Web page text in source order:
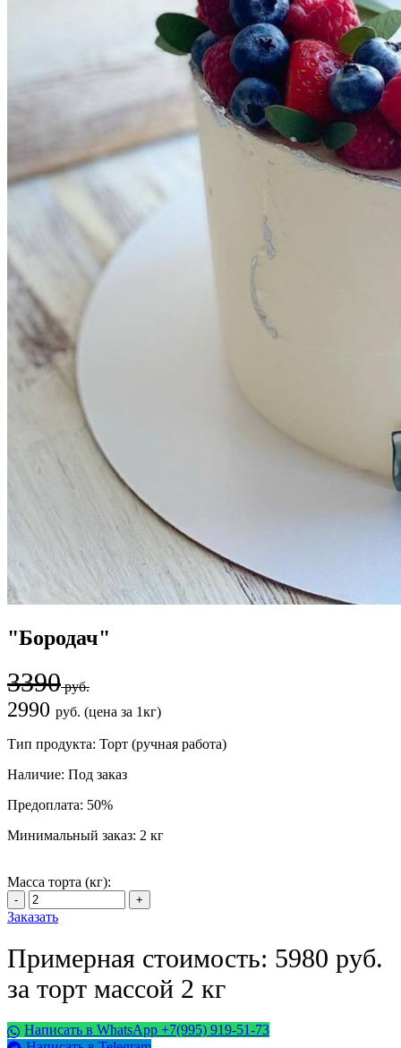
"Бородач"
3390руб.
2990 руб. (цена за 1кг)
Тип продукта: Торт (ручная работа)
Наличие: Под заказ
Предоплата: 50%
Минимальный заказ: 2 кг
Масса торта (кг):
Заказать
Примерная стоимость: 5980 руб.
за торт массой 2 кг
Написать в WhatsApp +7(995) 919-51-73